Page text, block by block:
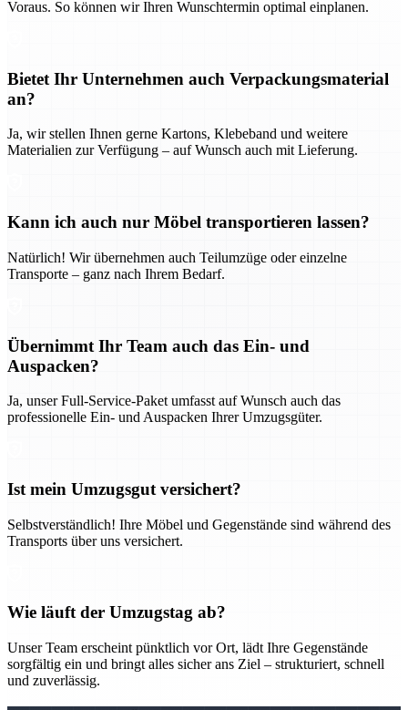
Voraus. So können wir Ihren Wunschtermin optimal einplanen.
Bietet Ihr Unternehmen auch Verpackungsmaterial
an?
Ja, wir stellen Ihnen gerne Kartons, Klebeband und weitere
Materialien zur Verfügung – auf Wunsch auch mit Lieferung.
Kann ich auch nur Möbel transportieren lassen?
Natürlich! Wir übernehmen auch Teilumzüge oder einzelne
Transporte – ganz nach Ihrem Bedarf.
Übernimmt Ihr Team auch das Ein- und
Auspacken?
Ja, unser Full-Service-Paket umfasst auf Wunsch auch das
professionelle Ein- und Auspacken Ihrer Umzugsgüter.
Ist mein Umzugsgut versichert?
Selbstverständlich! Ihre Möbel und Gegenstände sind während des
Transports über uns versichert.
Wie läuft der Umzugstag ab?
Unser Team erscheint pünktlich vor Ort, lädt Ihre Gegenstände
sorgfältig ein und bringt alles sicher ans Ziel – strukturiert, schnell
und zuverlässig.